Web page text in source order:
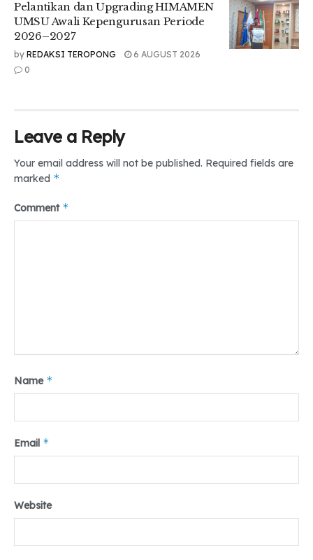
UMSU, Edisah Putra Nainggolan, SE., M.Ak, menekankan
pentingnya kesesuaian antara bidang pekerjaan dan
“Bahwa program RPL yang kita ambil itu harus sesuai
Tr: Elza Fatimah
#RPL#PTPN#Umsu#Medan#TeropongDaily
Pelantikan dan Upgrading HIMAMEN
UMSU Awali Kepengurusan Periode
2026–2027
by REDAKSI TEROPONG
6 AUGUST 2026
0
Leave a Reply
Your email address will not be published. Required fields are
marked *
Comment *
Name *
Email *
Website